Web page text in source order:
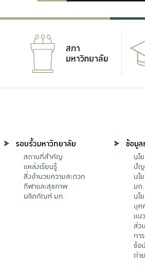
สภา
มหาวิทยาลัย
รอบรั้วมหาวิทยาลัย
สถานที่สำคัญ
แหล่งเรียนรู้
สิ่งอำนวยความสะดวก
กีฬาและสุขภาพ
ผลิตภัณฑ์ มก.
ข้อมูล
นโ
ปัญ
นโ
มก.
นโ
บุค
แน
ส่ว
กา
ข้อ
ถ่า